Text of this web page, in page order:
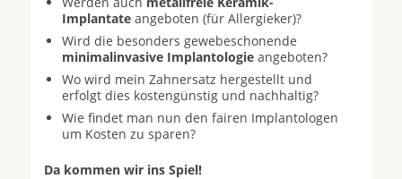
Implantate angeboten (für Allergieker)?
Wird die besonders gewebeschonende
minimalinvasive Implantologie angeboten?
Wo wird mein Zahnersatz hergestellt und
erfolgt dies kostengünstig und nachhaltig?
Wie findet man nun den fairen Implantologen
um Kosten zu sparen?
Da kommen wir ins Spiel!